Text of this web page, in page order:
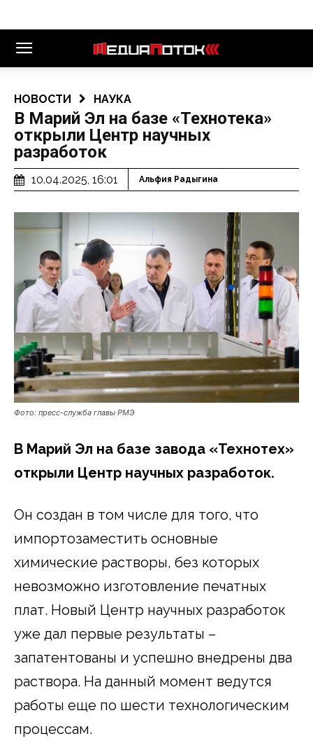
НОВОСТИ НАУКА
В Марий Эл на базе «Технотека»
открыли Центр научных
разработок
10.04.2025, 16:01 Альфия Радыгина
Фото: пресс-служба главы РМЭ
В Марий Эл на базе завода «Технотех»
открыли Центр научных разработок.
Он создан в том числе для того, что
импортозаместить основные
химические растворы, без которых
невозможно изготовление печатных
плат. Новый Центр научных разработок
уже дал первые результаты –
запатентованы и успешно внедрены два
раствора. На данный момент ведутся
работы еще по шести технологическим
процессам.